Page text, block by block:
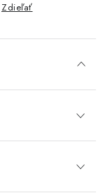
Zdieľať